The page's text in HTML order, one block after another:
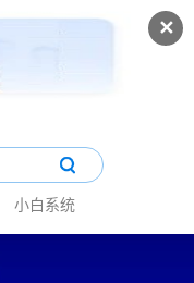
✕
小白系统